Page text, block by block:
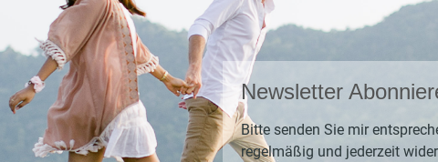
Newsletter
Bitte senden Sie mir
regelmäßig und jederzeit